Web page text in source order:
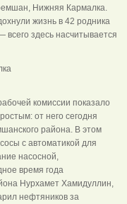
Нижняя Кармалка.
жизнь в 42 родника
здесь насчитывается
комиссии показало
от него сегодня
района. В этом
с автоматикой для
насосной,
время года
Нурхамет Хамидуллин,
нефтяников за